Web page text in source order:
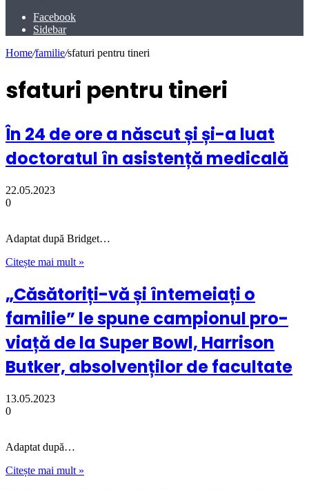
Facebook
Sidebar
Home/familie/sfaturi pentru tineri
sfaturi pentru tineri
În 24 de ore a născut și și-a luat
doctoratul în asistență medicală
22.05.2023
0
Adaptat după Bridget…
Citește mai mult »
„Căsătoriți-vă și întemeiați o
familie” le spune campionul pro-
viață de la Super Bowl, Harrison
Butker, absolvenților de facultate
13.05.2023
0
Adaptat după…
Citește mai mult »